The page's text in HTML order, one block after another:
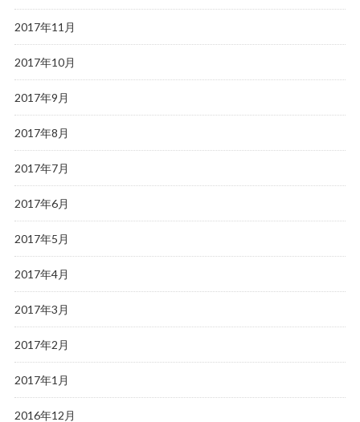
2017年11月
2017年10月
2017年9月
2017年8月
2017年7月
2017年6月
2017年5月
2017年4月
2017年3月
2017年2月
2017年1月
2016年12月